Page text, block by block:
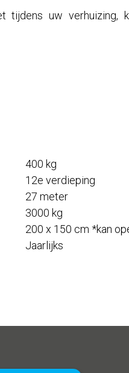
uw verhuizing,
400 kg
12e verdieping
27 meter
3000 kg
200 x 150 cm *kan
Jaarlijks